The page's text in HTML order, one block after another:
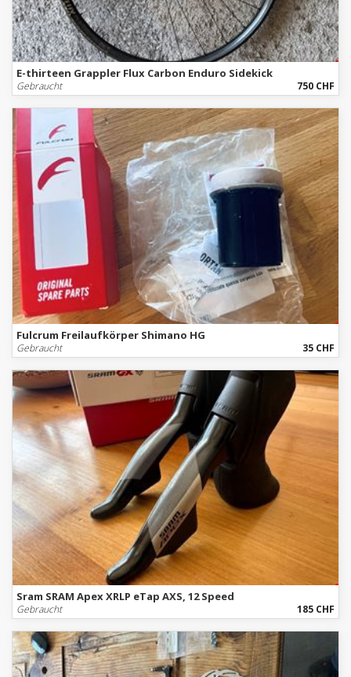
E-thirteen Grappler Flux Carbon Enduro Sidekick
Gebraucht 750 CHF
Fulcrum Freilaufkörper Shimano HG
Gebraucht 35 CHF
Sram SRAM Apex XRLP eTap AXS, 12 Speed
Gebraucht 185 CHF